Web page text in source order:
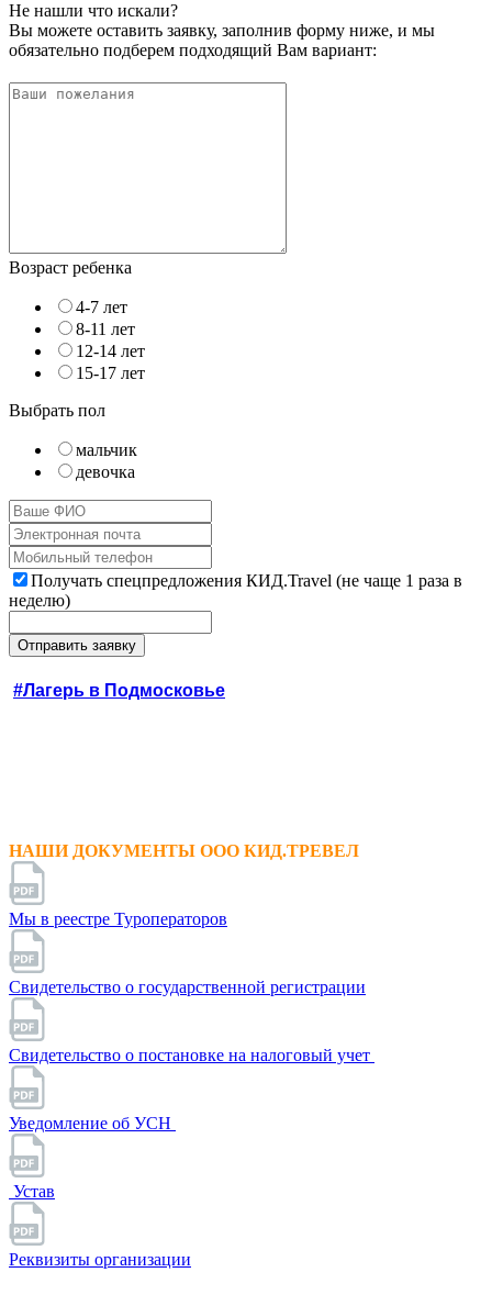
Не нашли что искали?
Вы можете оставить заявку, заполнив форму ниже, и мы
обязательно подберем подходящий Вам вариант:
Возраст ребенка
4-7 лет
8-11 лет
12-14 лет
15-17 лет
Выбрать пол
мальчик
девочка
Получать спецпредложения КИД.Travel (не чаще 1 раза в
неделю)
#Лагерь в Подмосковье
НАШИ ДОКУМЕНТЫ ООО КИД.ТРЕВЕЛ
Мы в реестре Туроператоров
Свидетельство о государственной регистрации
Свидетельство о постановке на налоговый учет
Уведомление об УСН
Устав
Реквизиты организации